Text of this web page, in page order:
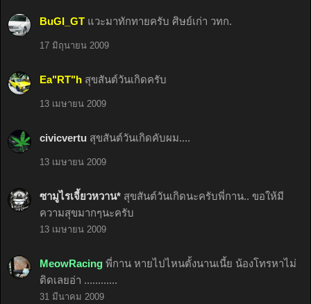
BuGI_GT แวะมาทักทายครับ ศิษย์เก่า วทก.
17 มิถุนายน 2009
Ea"RT"h สุขสันต์วันเกิดครับ
13 เมษายน 2009
civicvertu สุขสันต์วันเกิดคับผม....
13 เมษายน 2009
ซามูไรเจี้ยวหวาน* สุขสันต์วันเกิดนะครับพี่กาน.. ขอให้มี
ความสุขมากๆนะครับ
13 เมษายน 2009
MeowRacing พี่กาน หายไปไหนตั้งนานเนี้ย น้องโทรหาไม่
ติดเลยอ่า ............
31 มีนาคม 2009